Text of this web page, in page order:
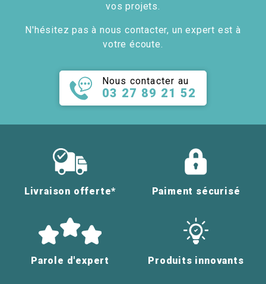
vos projets.
N'hésitez pas à nous contacter, un expert est à
votre écoute.
Nous contacter au
03 27 89 21 52
Livraison offerte* Paiment sécurisé
Parole d'expert Produits innovants